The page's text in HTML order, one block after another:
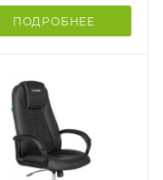
ПОДРОБНЕЕ